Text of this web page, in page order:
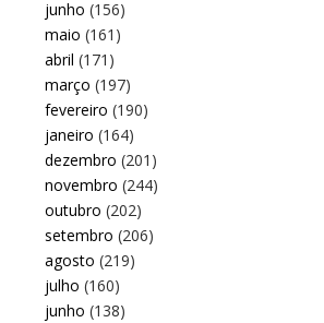
junho (156)
maio (161)
abril (171)
março (197)
fevereiro (190)
janeiro (164)
dezembro (201)
novembro (244)
outubro (202)
setembro (206)
agosto (219)
julho (160)
junho (138)